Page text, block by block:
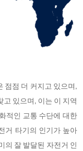
점점 더 커지고 있으며 ,
고 있으며, 이는 이 지역
적인 교통 수단에 대한
거 타기의 인기가 높아
의 잘 발달된 자전거 인